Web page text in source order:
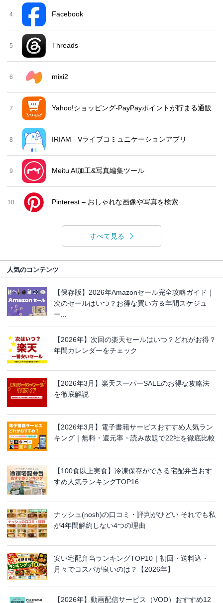
4 Facebook
5 Threads
6 mixi2
7 Yahoo!ショッピング-PayPayポイントが貯まる通販
8 IRIAM - Vライブコミュニケーションアプリ
9 Meitu AI加工&写真編集ツール
10 Pinterest – おしゃれな画像や写真を検索
すべて見る
人気のコンテンツ
【保存版】2026年Amazonセール完全攻略ガイド｜
次のセールはいつ？お得な買い方＆年間スケジュ
ー...
【2026年】次回の楽天セールはいつ？どれがお得？
年間カレンダーをチェック
【2026年3月】楽天スーパーSALEのお得な攻略法
を徹底解説
【2026年3月】電子書籍サービスおすすめ人気ラン
キング｜無料・還元率・読み放題で22社を徹底比較
【100食以上実食】冷凍保存ができる宅配弁当おす
すめ人気ランキングTOP16
ナッシュ(nosh)の口コミ・評判がひどい それでも私
が4年間解約しない4つの理由
安い宅配弁当ランキングTOP10｜初回・送料込・
月々でコスパが良いのは？【2026年】
【2026年】動画配信サービス（VOD）おすすめ12